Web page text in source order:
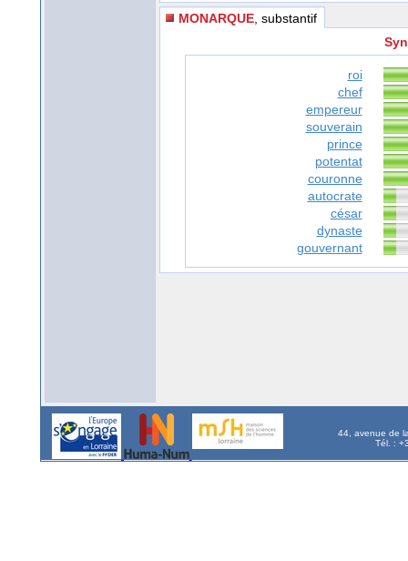
MONARQUE , substantif
roi
chef
empereur
souverain
prince
potentat
couronne
autocrate
césar
dynaste
gouvernant
44, avenue de
Tél. :